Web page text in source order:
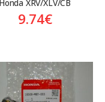
Honda XRV/XLV/CB
9.74€